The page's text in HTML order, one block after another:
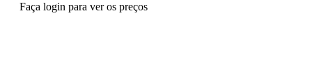
Faça login para ver os preços